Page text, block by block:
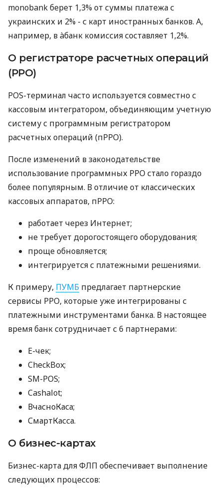
monobank берет 1,3% от суммы платежа с
украинских и 2% - с карт иностранных банков. А,
например, в àбанк комиссия составляет 1,2%.
О регистраторе расчетных операций
(РРО)
POS-терминал часто используется совместно с
кассовым интегратором, объединяющим учетную
систему с программным регистратором
расчетных операций (пРРО).
После изменений в законодательстве
использование программных РРО стало гораздо
более популярным. В отличие от классических
кассовых аппаратов, пРРО:
работает через Интернет;
не требует дорогостоящего оборудования;
проще обновляется;
интегрируется с платежными решениями.
К примеру, ПУМБ предлагает партнерские
сервисы РРО, которые уже интегрированы с
платежными инструментами банка. В настоящее
время банк сотрудничает с 6 партнерами:
E-чек;
CheckBox;
SM-POS;
Cashalot;
ВчасноКаса;
СмартКасса.
О бизнес-картах
Бизнес-карта для ФЛП обеспечивает выполнение
следующих процессов: